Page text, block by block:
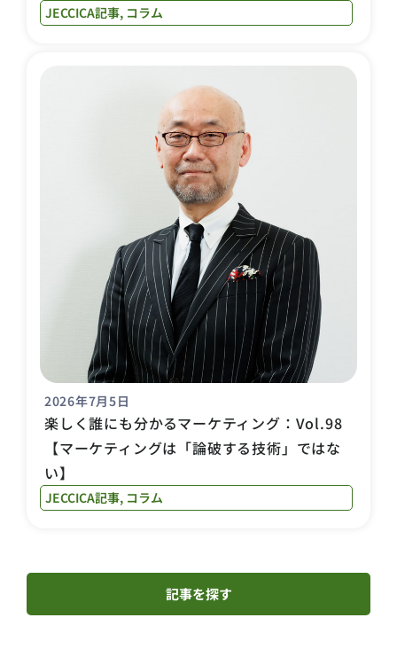
JECCICA記事, コラム
2026年7月5日
楽しく誰にも分かるマーケティング：Vol.98
【マーケティングは「論破する技術」ではな
い】
JECCICA記事, コラム
記事を探す